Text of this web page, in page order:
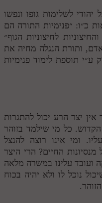
לשלימות גופו ונפשו
כ״ו: ״פנימיות התורה הם
לחיצוניות הגוף״
ותורת הנגלה מחיה את
תוספת לימוד פנימיות
יצר הרע יכול להתגרות
כל מי שילמד בזוהר
ומי אינו רוצה להנצל
החיים? הרי היצר
ועובד עלינו במשרה מלאה
נוכל לו ולא יהיה בכוח